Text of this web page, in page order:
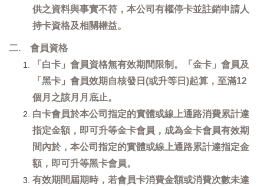
供之資料與事實不符，本公司有權停卡並註銷申請人
持卡資格及相關權益。
二. 會員資格
「白卡」會員資格無有效期間限制。「金卡」會員及
「黑卡」會員效期自核發日(或升等日)起算，至滿12
個月之該月月底止。
白卡會員於本公司指定的實體或線上通路消費累計達
指定金額，即可升等金卡會員，成為金卡會員有效期
間內於，本公司指定的實體或線上通路累計達指定金
額，即可升等黑卡會員。
有效期間屆期時，若會員卡消費金額或消費次數未達